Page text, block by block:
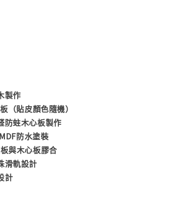
製作
（貼皮顏色隨機）
防蛀木心板製作
防水塗裝
與木心板膠合
滑軌設計
計